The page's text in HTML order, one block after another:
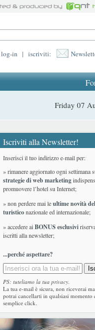
log-in | iscriviti:
Friday 07
Iscriviti alla Newsletter!
Inserisci il tuo indirizzo e-mail per:
» rimanere aggiornato ogni settimana
strategie di web marketing
promuovere l’hotel su Internet;
» non perdere mai leultime novità
turisticonazionale ed internazionale;
» accedere aiBONUS esclusivi
iscritti alla newsletter;
...perché aspettare?
PS: tuteliamo la tua privacy.
La tua e-mail è sicura, non riceverai
potrai cancellarti in qualsiasi momento
semplice click.